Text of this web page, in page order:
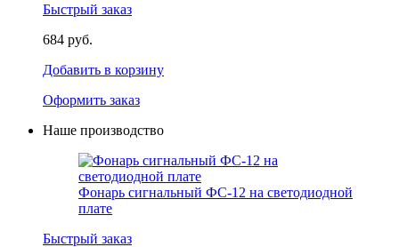
Быстрый заказ
684 руб.
Добавить в корзину
Оформить заказ
Наше производство
Фонарь сигнальный ФС-12 на светодиодной
плате
Быстрый заказ